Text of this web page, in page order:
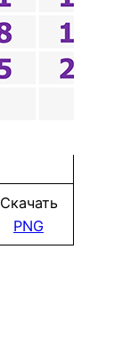
Скачать
PNG